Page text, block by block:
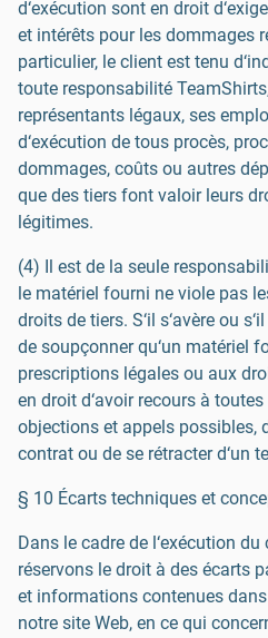
d‘exécution sont en droit
et intérêts pour les dommages
particulier, le client est tenu
toute responsabilité
représentants légaux, ses
d‘exécution de tous procès,
dommages, coûts ou autres
que des tiers font valoir leurs
légitimes.
(4) Il est de la seule
le matériel fourni ne viole pas
droits de tiers. S‘il s‘avère ou
de soupçonner qu‘un matériel
prescriptions légales ou aux
en droit d‘avoir recours à
objections et appels possibles,
contrat ou de se rétracter d‘un
§ 10 Écarts techniques et
Dans le cadre de l‘exécution
réservons le droit à des écarts
et informations contenues
notre site Web, en ce qui